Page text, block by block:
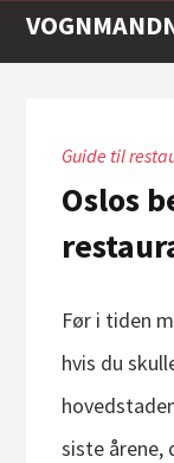
Guide til
Oslos
Før i tiden
hvis du
siste årene,